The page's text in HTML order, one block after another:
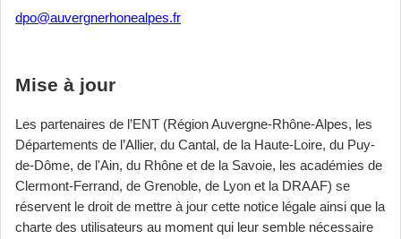
dpo@auvergnerhonealpes.fr
Mise à jour
Les partenaires de l’ENT (Région Auvergne-Rhône-Alpes, les
Départements de l’Allier, du Cantal, de la Haute-Loire, du Puy-
de-Dôme, de l'Ain, du Rhône et de la Savoie, les académies de
Clermont-Ferrand, de Grenoble, de Lyon et la DRAAF) se
réservent le droit de mettre à jour cette notice légale ainsi que la
charte des utilisateurs au moment qui leur semble nécessaire